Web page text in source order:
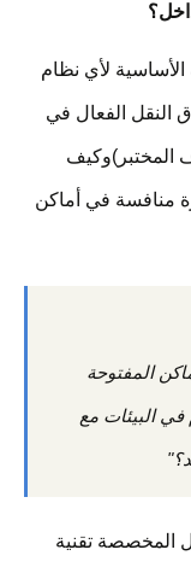
لأي نظام
النقل الفعال في
منافسة في أماكن
المفتوحة
في البيئات مع
المخصصة تقنية